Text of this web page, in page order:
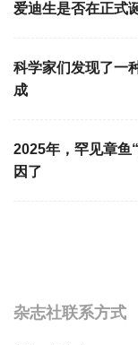
爱迪生是否在正式
科学家们发现了一
成
2025年，罕见章鱼
因了
杂志社联系方式